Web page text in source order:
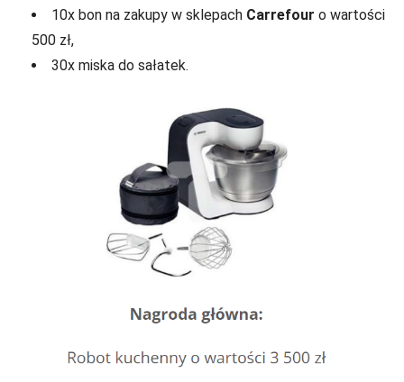
10x bon na zakupy w sklepach Carrefour o wartości
500 zł,
30x miska do sałatek.